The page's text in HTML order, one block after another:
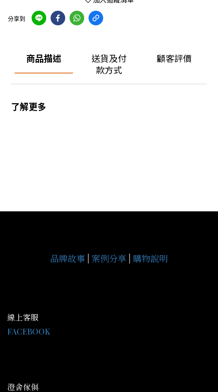
分享到
商品描述
送貨及付
款方式
顧客評價
了解更多
品牌故事 案例分享 購物說明
線上客服
FACEBOOK
澄舍傢俱